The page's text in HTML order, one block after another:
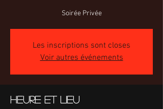
Soirée Privée
Les inscriptions sont closes
Voir autres événements
Heure et lieu